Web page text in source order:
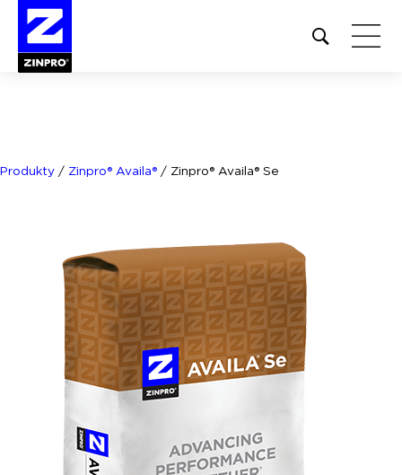
Open
site
Produkty / Zinpro® Availa® / Zinpro® Availa® Se